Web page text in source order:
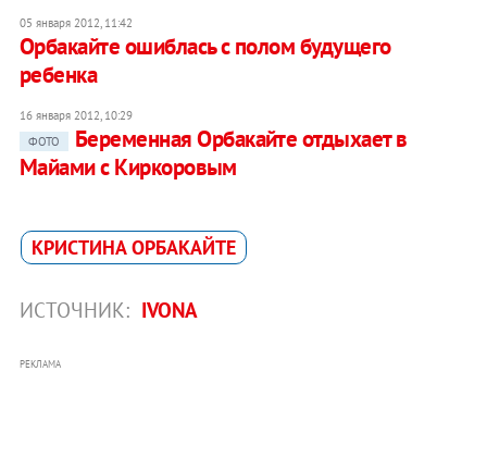
05 января 2012, 11:42
Орбакайте ошиблась с полом будущего
ребенка
16 января 2012, 10:29
ФОТО
Беременная Орбакайте отдыхает в
Майами с Киркоровым
КРИСТИНА ОРБАКАЙТЕ
ИСТОЧНИК: IVONA
РЕКЛАМА